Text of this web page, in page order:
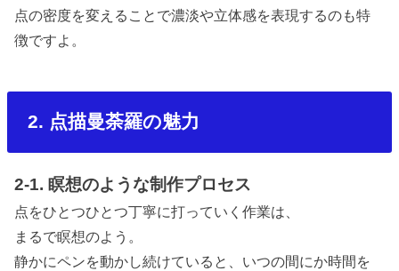
点の密度を変えることで濃淡や立体感を表現するのも特
徴ですよ。
2. 点描曼荼羅の魅力
2-1. 瞑想のような制作プロセス
点をひとつひとつ丁寧に打っていく作業は、
まるで瞑想のよう。
静かにペンを動かし続けていると、いつの間にか時間を